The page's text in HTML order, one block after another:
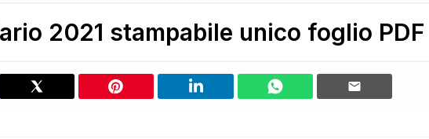
2021 stampabile unico foglio PDF